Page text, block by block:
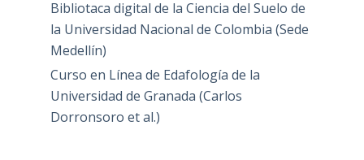
Bibliotaca digital de la Ciencia del Suelo de
la Universidad Nacional de Colombia (Sede
Medellín)
Curso en Línea de Edafología de la
Universidad de Granada (Carlos
Dorronsoro et al.)